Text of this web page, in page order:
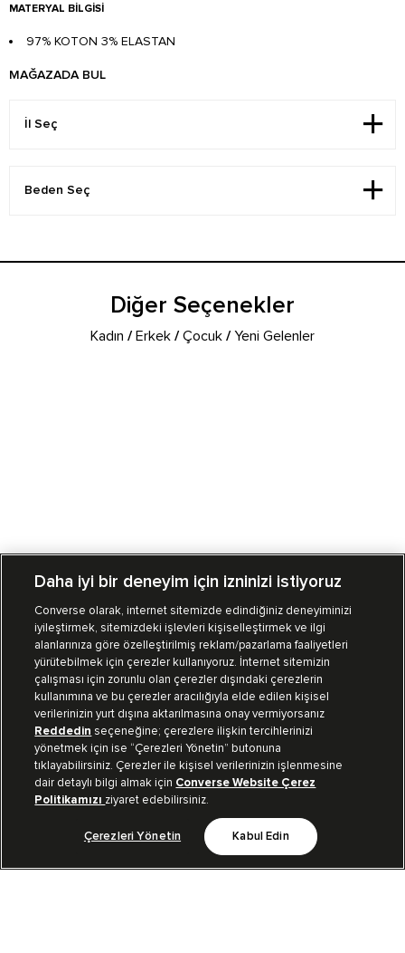
MATERYAL BILGISI
97% KOTON 3% ELASTAN
MAĞAZADA BUL
Diğer Seçenekler
Kadın /Erkek /Çocuk /Yeni Gelenler
Mağazalarımız Sipariş Takibi
Müşteri İlişkileri
Koleksiyon
Kurumsal
Bizi Takip Et
Daha iyi bir deneyim için izninizi istiyoruz
Converse olarak, internet sitemizde edindiğiniz deneyiminizi
iyileştirmek, sitemizdeki işlevleri kişiselleştirmek ve ilgi
alanlarınıza göre özelleştirilmiş reklam/pazarlama faaliyetleri
yürütebilmek için çerezler kullanıyoruz. İnternet sitemizin
çalışması için zorunlu olan çerezler dışındaki çerezlerin
kullanımına ve bu çerezler aracılığıyla elde edilen kişisel
verilerinizin yurt dışına aktarılmasına onay vermiyorsanız
Reddedin seçeneğine; çerezlere ilişkin tercihlerinizi
yönetmek için ise “Çerezleri Yönetin” butonuna
tıklayabilirsiniz. Çerezler ile kişisel verilerinizin işlenmesine
dair detaylı bilgi almak için Converse Website Çerez
Politikamızı ziyaret edebilirsiniz.
Çerezleri Yönetin Kabul Edin